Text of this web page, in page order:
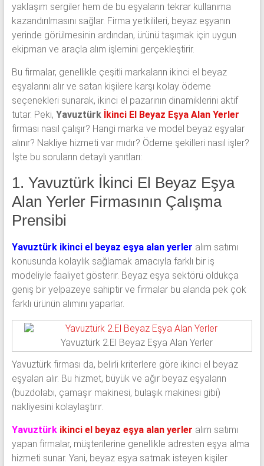
yaklaşım sergiler hem de bu eşyaların tekrar kullanıma
kazandırılmasını sağlar. Firma yetkilileri, beyaz eşyanın
yerinde görülmesinin ardından, ürünü taşımak için uygun
ekipman ve araçla alım işlemini gerçekleştirir.
Bu firmalar, genellikle çeşitli markaların ikinci el beyaz
eşyalarını alır ve satan kişilere karşı kolay ödeme
seçenekleri sunarak, ikinci el pazarının dinamiklerini aktif
tutar. Peki, Yavuztürk İkinci El Beyaz Eşya Alan Yerler
firması nasıl çalışır? Hangi marka ve model beyaz eşyalar
alınır? Nakliye hizmeti var mıdır? Ödeme şekilleri nasıl işler?
İşte bu soruların detaylı yanıtları:
1. Yavuztürk İkinci El Beyaz Eşya
Alan Yerler Firmasının Çalışma
Prensibi
Yavuztürk ikinci el beyaz eşya alan yerler alım satımı
konusunda kolaylık sağlamak amacıyla farklı bir iş
modeliyle faaliyet gösterir. Beyaz eşya sektörü oldukça
geniş bir yelpazeye sahiptir ve firmalar bu alanda pek çok
farklı ürünün alımını yaparlar.
Yavuztürk 2.El Beyaz Eşya Alan Yerler
Yavuztürk firması da, belirli kriterlere göre ikinci el beyaz
eşyaları alır. Bu hizmet, büyük ve ağır beyaz eşyaların
(buzdolabı, çamaşır makinesi, bulaşık makinesi gibi)
nakliyesini kolaylaştırır.
Yavuztürk ikinci el beyaz eşya alan yerler alım satımı
yapan firmalar, müşterilerine genellikle adresten eşya alma
hizmeti sunar. Yani, beyaz eşya satmak isteyen kişiler